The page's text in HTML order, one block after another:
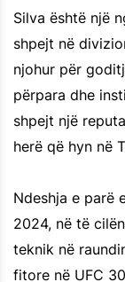
Silva është një
shpejt në
njohur për
përpara dhe
shpejt një
herë që hyn në
Ndeshja e parë
2024, në të
teknik në
fitore në UFC